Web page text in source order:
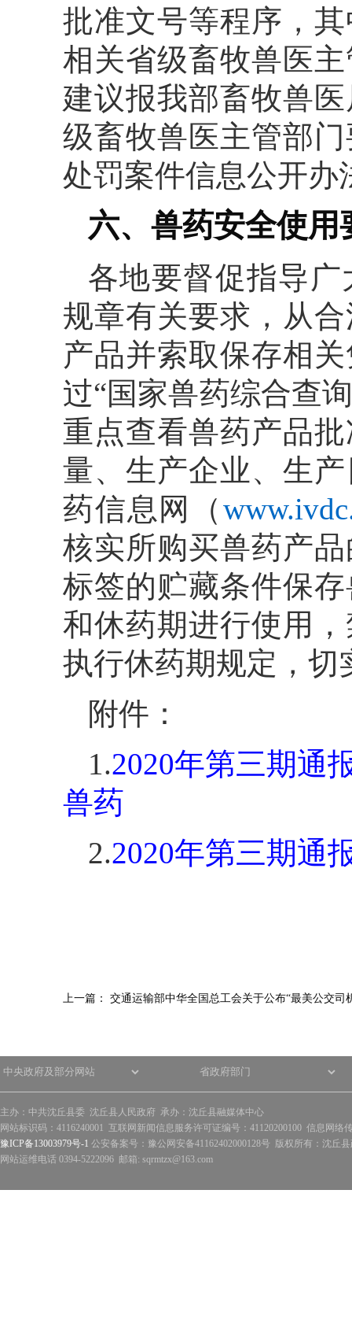
批准文号等程序，
相关省级畜牧兽医
建议报我部畜牧兽
级畜牧兽医主管部
处罚案件信息公开办
六、兽药安全使用
各地要督促指导
规章有关要求，从
产品并索取保存相
过“国家兽药综合查
重点查看兽药产品
量、生产企业、生
药信息网（
核实所购买兽药产
标签的贮藏条件保
和休药期进行使用
执行休药期规定，切
附件：
1.2020年第三期通
兽药
2.2020年第三期通
上一篇： 交通运输部中华全国总工会关于公布“最美公交司
主办：中共沈丘县委 沈丘县人民政府 承办：沈丘县融媒体中心
网站标识码：4116240001 互联网新闻信息服务许可证编号：41120200100 信息网络
豫ICP备13003979号-1 公安备案号：豫公网安备41162402000128号 版权所有：沈丘
网站运维电话 0394-5222096 邮箱: sqrmtzx@163.com